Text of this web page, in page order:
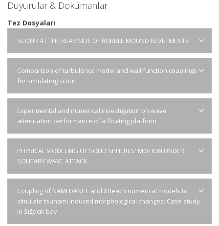
Duyurular & Dokümanlar
Tez Dosyaları
SCOUR AT THE REAR SIDE OF RUBBLE MOUND REVETMENTS
Comparison of turbulence model and wall function couplings
for simulating scour
Experimental and numerical investigation on wave
attenuation performance of a floating platform
PHYSICAL MODELING OF SOLID SPHERES' MOTION UNDER
SOLITARY WAVE ATTACK
Coupling of NAMI DANCE and XBeach numerical models to
simulate tsunami induced morphological changes: Case study
in Sığacık bay